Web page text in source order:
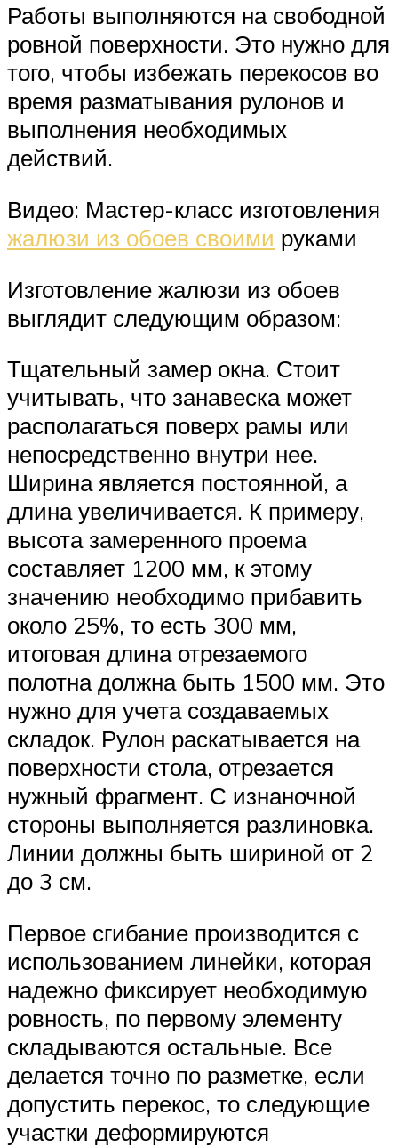
Работы выполняются на свободной
ровной поверхности. Это нужно для
того, чтобы избежать перекосов во
время разматывания рулонов и
выполнения необходимых
действий.
Видео: Мастер-класс изготовления
жалюзи из обоев своими руками
Изготовление жалюзи из обоев
выглядит следующим образом:
Тщательный замер окна. Стоит
учитывать, что занавеска может
располагаться поверх рамы или
непосредственно внутри нее.
Ширина является постоянной, а
длина увеличивается. К примеру,
высота замеренного проема
составляет 1200 мм, к этому
значению необходимо прибавить
около 25%, то есть 300 мм,
итоговая длина отрезаемого
полотна должна быть 1500 мм. Это
нужно для учета создаваемых
складок. Рулон раскатывается на
поверхности стола, отрезается
нужный фрагмент. С изнаночной
стороны выполняется разлиновка.
Линии должны быть шириной от 2
до 3 см.
Первое сгибание производится с
использованием линейки, которая
надежно фиксирует необходимую
ровность, по первому элементу
складываются остальные. Все
делается точно по разметке, если
допустить перекос, то следующие
участки деформируются